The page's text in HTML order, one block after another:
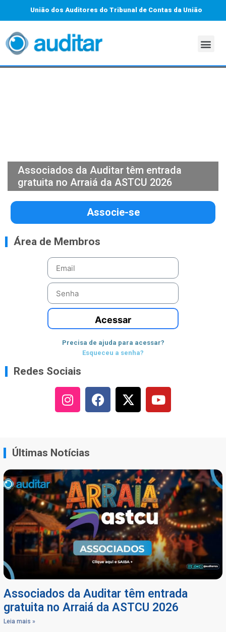
União dos Auditores do Tribunal de Contas da União
Associados da Auditar têm entrada
gratuita no Arraiá da ASTCU 2026
Associe-se
Área de Membros
Acessar
Precisa de ajuda para acessar?
Esqueceu a senha?
Redes Sociais
Últimas Notícias
Associados da Auditar têm entrada
gratuita no Arraiá da ASTCU 2026
Leia mais »